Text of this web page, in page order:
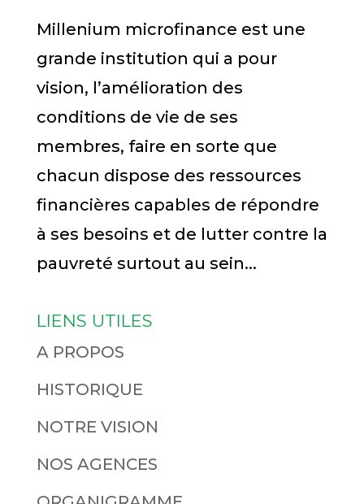
Millenium microfinance est une
grande institution qui a pour
vision, l’amélioration des
conditions de vie de ses
membres, faire en sorte que
chacun dispose des ressources
financières capables de répondre
à ses besoins et de lutter contre la
pauvreté surtout au sein...
LIENS UTILES
A PROPOS
HISTORIQUE
NOTRE VISION
NOS AGENCES